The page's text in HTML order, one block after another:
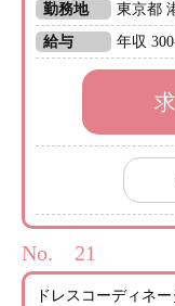
勤務地
東京都
給与
年収
No.
ドレスコーディネ